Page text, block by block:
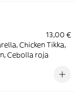
13,00 €
Chicken Tikka,
Cebolla roja